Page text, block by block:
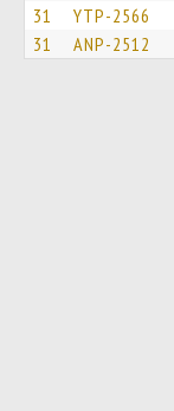
31 YTP-2566
31 ANP-2512